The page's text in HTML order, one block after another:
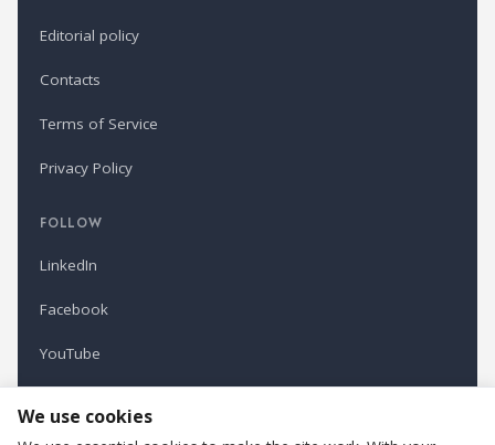
Editorial policy
Contacts
Terms of Service
Privacy Policy
FOLLOW
LinkedIn
Facebook
YouTube
We use cookies